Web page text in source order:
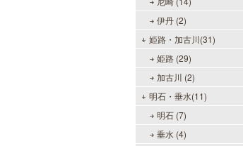
伊丹 (2)
姫路・加古川(31)
姫路 (29)
加古川 (2)
明石・垂水(11)
明石 (7)
垂水 (4)